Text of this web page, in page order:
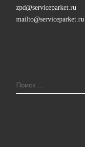
zpd@serviceparket.ru
mailto@serviceparket.ru
ПОИСК